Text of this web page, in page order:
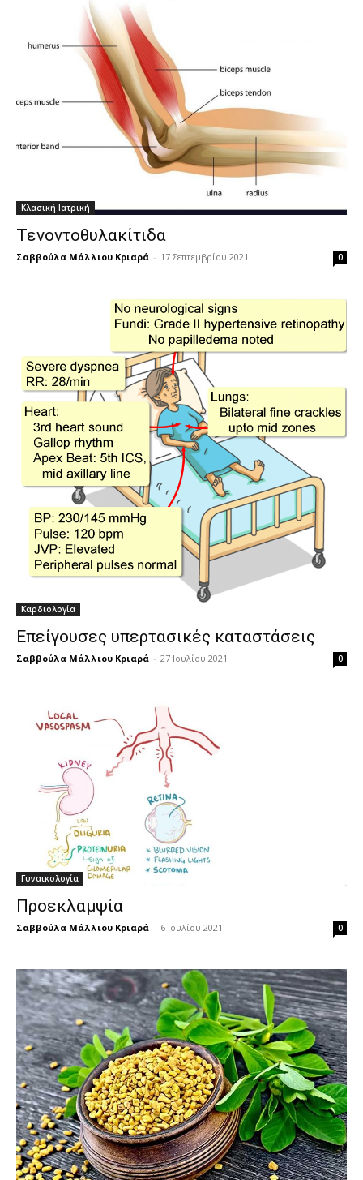
Κλασική Ιατρική
Τενοντοθυλακίτιδα
Σαββούλα Μάλλιου Κριαρά - 17 Σεπτεμβρίου 2021 0
Καρδιολογία
Επείγουσες υπερτασικές καταστάσεις
Σαββούλα Μάλλιου Κριαρά - 27 Ιουλίου 2021 0
Γυναικολογία
Προεκλαμψία
Σαββούλα Μάλλιου Κριαρά - 6 Ιουλίου 2021 0